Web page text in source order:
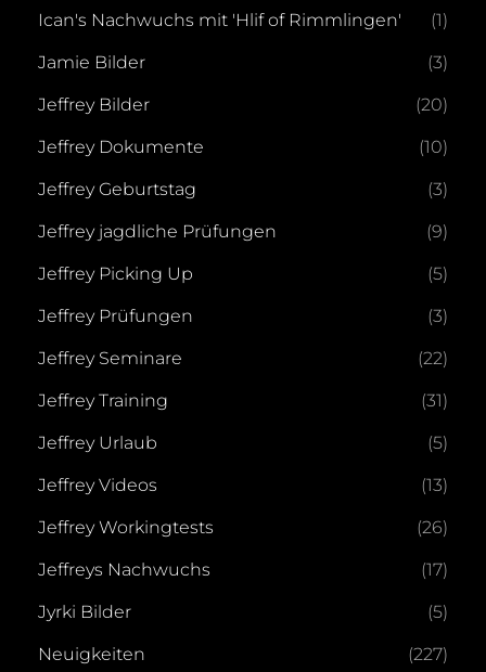
Ican's Nachwuchs mit 'Hlif of Rimmlingen' (1)
Jamie Bilder (3)
Jeffrey Bilder (20)
Jeffrey Dokumente (10)
Jeffrey Geburtstag (3)
Jeffrey jagdliche Prüfungen (9)
Jeffrey Picking Up (5)
Jeffrey Prüfungen (3)
Jeffrey Seminare (22)
Jeffrey Training (31)
Jeffrey Urlaub (5)
Jeffrey Videos (13)
Jeffrey Workingtests (26)
Jeffreys Nachwuchs (17)
Jyrki Bilder (5)
Neuigkeiten (227)